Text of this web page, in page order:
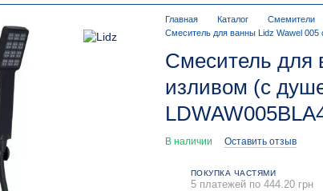
Главная Каталог Смемители
Смеситель для ванны Lidz Wawel
Смеситель для
изливом (c
В наличии Оставить отзыв
ПОКУПКА ЧАСТЯМИ
5 платежей по 444.20 грн